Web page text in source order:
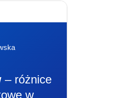
– różnice
w